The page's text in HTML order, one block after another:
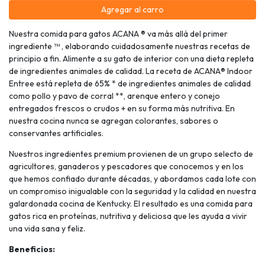
Agregar al carro
Nuestra comida para gatos ACANA ® va más allá del primer
ingrediente ™ , elaborando cuidadosamente nuestras recetas de
principio a fin. Alimente a su gato de interior con una dieta repleta
de ingredientes animales de calidad. La receta de ACANA® Indoor
Entree está repleta de 65% * de ingredientes animales de calidad
como pollo y pavo de corral **, arenque entero y conejo
entregados frescos o crudos + en su forma más nutritiva. En
nuestra cocina nunca se agregan colorantes, sabores o
conservantes artificiales.
Nuestros ingredientes premium provienen de un grupo selecto de
agricultores, ganaderos y pescadores que conocemos y en los
que hemos confiado durante décadas, y abordamos cada lote con
un compromiso inigualable con la seguridad y la calidad en nuestra
galardonada cocina de Kentucky. El resultado es una comida para
gatos rica en proteínas, nutritiva y deliciosa que les ayuda a vivir
una vida sana y feliz.
Beneficios: